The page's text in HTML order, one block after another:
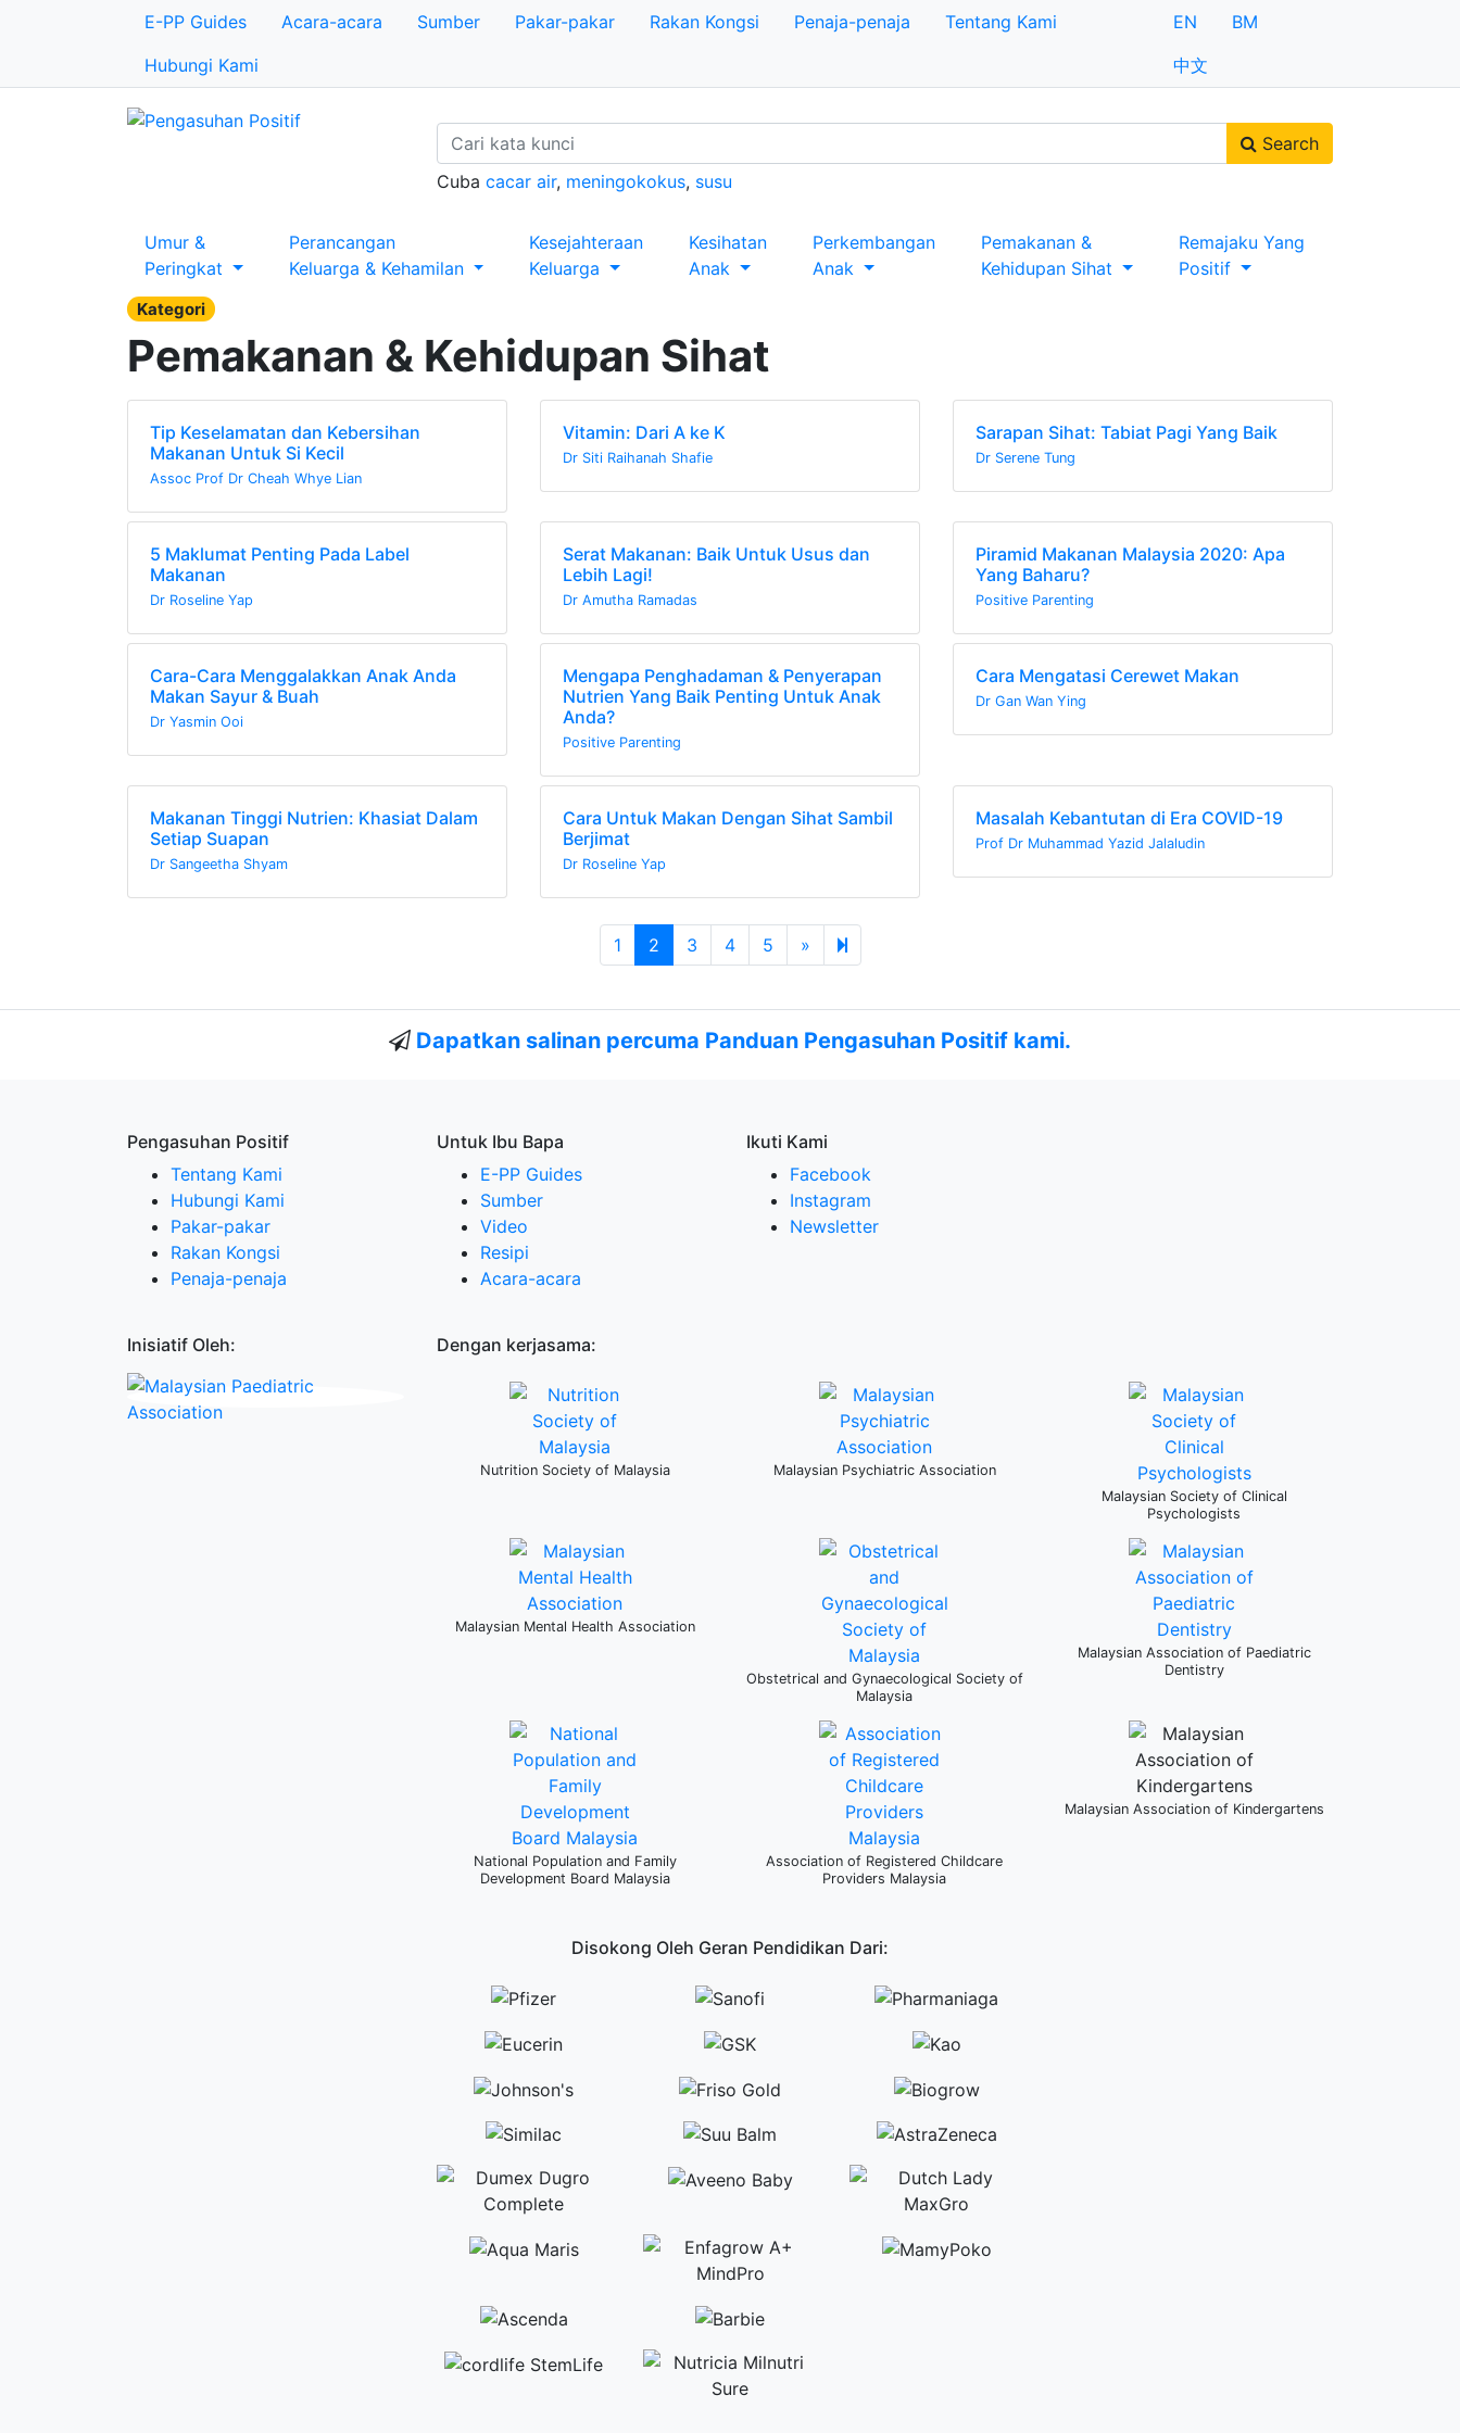
E-PP Guides Acara-acara Sumber Pakar-pakar Rakan Kongsi Penaja-penaja
Tentang Kami
Hubungi Kami
EN
BM
中文
Search
Cuba cacar air, meningokokus, susu
Umur &
Peringkat
Perancangan
Keluarga & Kehamilan
Kesejahteraan
Keluarga
Kesihatan
Anak
Perkembangan
Anak
Pemakanan &
Kehidupan Sihat
Remajaku Yang
Positif
Kategori
Pemakanan & Kehidupan Sihat
Tip Keselamatan dan Kebersihan
Makanan Untuk Si Kecil
Assoc Prof Dr Cheah Whye Lian
Vitamin: Dari A ke K
Dr Siti Raihanah Shafie
Sarapan Sihat: Tabiat Pagi Yang Baik
Dr Serene Tung
5 Maklumat Penting Pada Label
Makanan
Dr Roseline Yap
Serat Makanan: Baik Untuk Usus dan
Lebih Lagi!
Dr Amutha Ramadas
Piramid Makanan Malaysia 2020: Apa
Yang Baharu?
Positive Parenting
Cara-Cara Menggalakkan Anak Anda
Makan Sayur & Buah
Dr Yasmin Ooi
Mengapa Penghadaman & Penyerapan
Nutrien Yang Baik Penting Untuk Anak
Anda?
Positive Parenting
Cara Mengatasi Cerewet Makan
Dr Gan Wan Ying
Makanan Tinggi Nutrien: Khasiat Dalam
Setiap Suapan
Dr Sangeetha Shyam
Cara Untuk Makan Dengan Sihat Sambil
Berjimat
Dr Roseline Yap
Masalah Kebantutan di Era COVID-19
Prof Dr Muhammad Yazid Jalaludin
1 2 3 4 5 »Next page
25
Dapatkan salinan percuma Panduan Pengasuhan Positif kami.
Pengasuhan Positif
Tentang Kami
Hubungi Kami
Pakar-pakar
Rakan Kongsi
Penaja-penaja
Untuk Ibu Bapa
E-PP Guides
Sumber
Video
Resipi
Acara-acara
Ikuti Kami
Facebook
Instagram
Newsletter
Inisiatif Oleh: Dengan kerjasama:
Nutrition Society of Malaysia
Malaysian Psychiatric Association
Malaysian Society of Clinical
Psychologists
Malaysian Mental Health Association
Obstetrical and Gynaecological Society of
Malaysia
Malaysian Association of Paediatric
Dentistry
National Population and Family
Development Board Malaysia
Association of Registered Childcare
Providers Malaysia
Malaysian Association of Kindergartens
Disokong Oleh Geran Pendidikan Dari: